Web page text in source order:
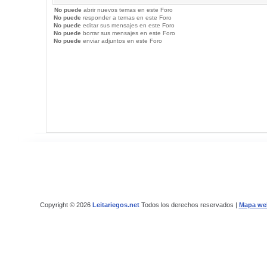
No puede abrir nuevos temas en este Foro
No puede responder a temas en este Foro
No puede editar sus mensajes en este Foro
No puede borrar sus mensajes en este Foro
No puede enviar adjuntos en este Foro
Copyright © 2026 Leitariegos.netTodos los derechos reservados | Mapa